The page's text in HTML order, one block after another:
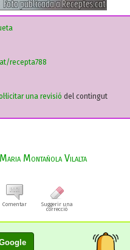
recepta788
una revisió del contingut
Maria Montañola Vilalta
Comentar
Suggerir una
correcció